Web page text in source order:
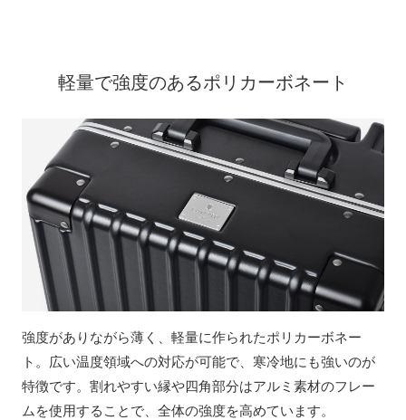
軽量で強度のあるポリカーボネート
強度がありながら薄く、軽量に作られたポリカーボネー
ト。広い温度領域への対応が可能で、寒冷地にも強いのが
特徴です。割れやすい縁や四角部分はアルミ素材のフレー
ムを使用することで、全体の強度を高めています。